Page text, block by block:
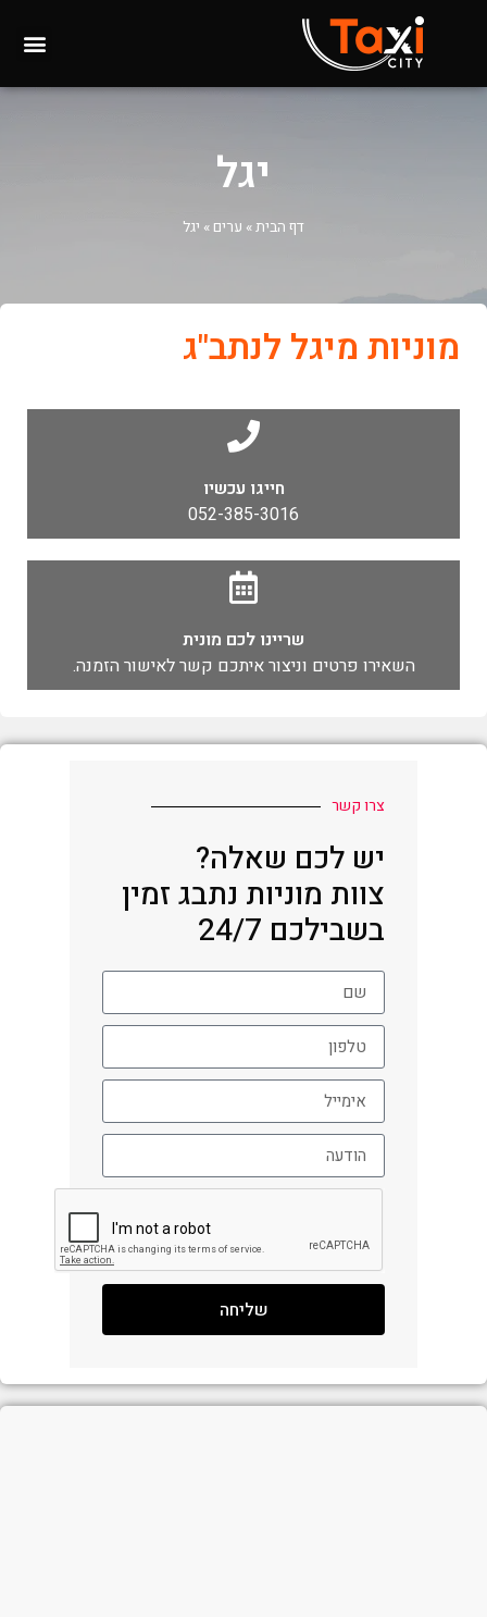
יגל
דף הבית» ערים » יגל
מוניות מיגל לנתב"ג
חייגו עכשיו
052-385-3016
שריינו לכם מונית
השאירו פרטים וניצור איתכם קשר לאישור הזמנה.
צרו קשר
יש לכם שאלה?
צוות מוניות נתבג זמין
בשבילכם 24/7
שליחה